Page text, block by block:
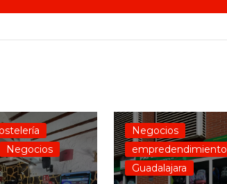
Negocios
Negocios
empredendimiento
Guadalajara